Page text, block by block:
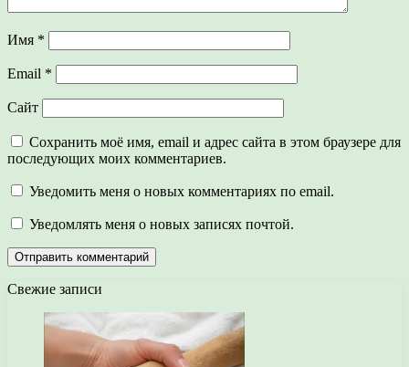
Имя *
Email *
Сайт
Сохранить моё имя, email и адрес сайта в этом браузере для
последующих моих комментариев.
Уведомить меня о новых комментариях по email.
Уведомлять меня о новых записях почтой.
Свежие записи